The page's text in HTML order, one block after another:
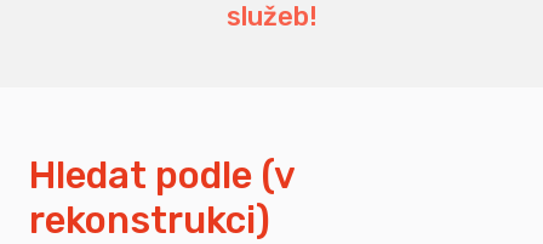
služeb!
Hledat podle (v
rekonstrukci)